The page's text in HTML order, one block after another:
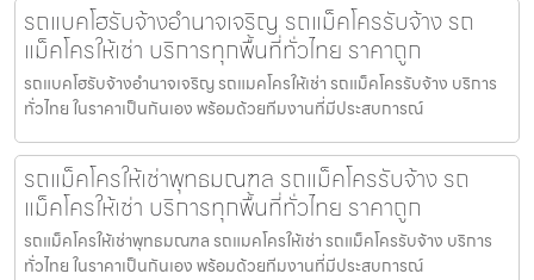
รถแบคโฮรับจ้างอำนาจเจริญ รถแม็คโครรับจ้าง รถ
แม็คโครให้เช่า บริการทุกพื้นที่ทั่วไทย ราคาถูก
รถแบคโฮรับจ้างอำนาจเจริญ รถแมคโครให้เช่า รถแม็คโครรับจ้าง บริการ
ทั่วไทย ในราคาเป็นกันเอง พร้อมด้วยทีมงานที่มีประสบการณ์
รถแม็คโครให้เช่าพุทธมณฑล รถแม็คโครรับจ้าง รถ
แม็คโครให้เช่า บริการทุกพื้นที่ทั่วไทย ราคาถูก
รถแม็คโครให้เช่าพุทธมณฑล รถแมคโครให้เช่า รถแม็คโครรับจ้าง บริการ
ทั่วไทย ในราคาเป็นกันเอง พร้อมด้วยทีมงานที่มีประสบการณ์